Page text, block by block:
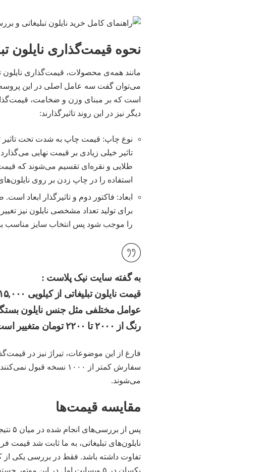
نحوه قیمت‌گذاری نایلون
مانند همه‌ی محصولات، قیمت‌گذاری نایلون
می‌توان گفت سه عامل اصلی در این
است که بر مبنای وزن و ضخامت،
دیگر نیز در این روند تاثیرگذارند:
نوع چاپ: قیمت چاپ به شدت تحت
تاثیر خیلی زیادی بر قیمت نهایی
طلایی و نقره‌ای تقسیم می‌شوند که
استفاده را در چاپ زدن بر روی
ابعاد: فاکتور دوم و تاثیرگذار ابعاد است.
برای تولید تعداد مشخصی نایلون نیز
را موجب شود پس انتخاب سایز مناسب
به گفته سایت نیک پلاست :
عوامل مختلفی مثل جنس نایلون
رنگ از ۲۰۰۰ تا ۲۲۰۰ تومان متغییر است .
فارغ از این موضوعات، تیراژ نیز در
سفارش کمتر از ۱۰۰۰
می‌شوند.
مقایسه قیمت‌ها
پس
نایلون‌های‌ تبلیغاتی، به ما ثابت شد
تفاوت داشته باشد. فقط در بررسی یکی از